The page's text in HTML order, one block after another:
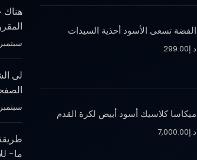
الفضة تسعى الأسود أحذية السيدات
د.إ299.00
ميكاسا كلاسيك أسود أبيض لكرة القدم
د.إ7,000.00
هناك
سبتمبر 18, 2019
لى
سبتمبر 18, 2019
ما-